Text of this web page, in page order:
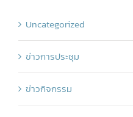
Uncategorized
ข่าวการประชุม
ข่าวกิจกรรม